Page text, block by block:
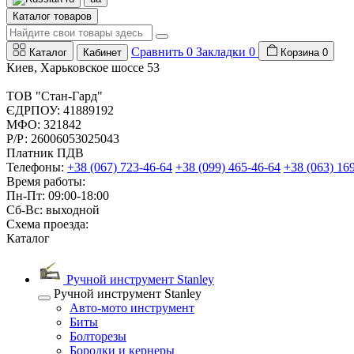
Каталог товаров
Каталог Кабинет Сравнить 0 Закладки 0 Корзина 0
Киев, Харьковское шоссе 53
ТОВ "Стан-Гард"
ЄДРПОУ: 41889192
МФО: 321842
Р/Р: 26006053025043
Платник ПДВ
Телефоны: +38 (067) 723-46-64 +38 (099) 465-46-64 +38 (063)
Время работы:
Пн-Пт: 09:00-18:00
Сб-Вс: выходной
Схема проезда:
Каталог
Ручной инструмент Stanley
Ручной инструмент Stanley
Авто-мото инструмент
Биты
Болторезы
Бородки и кернеры